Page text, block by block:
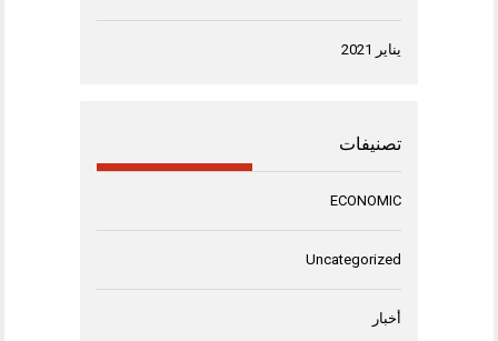
يناير 2021
تصنيفات
ECONOMIC
Uncategorized
أخبار